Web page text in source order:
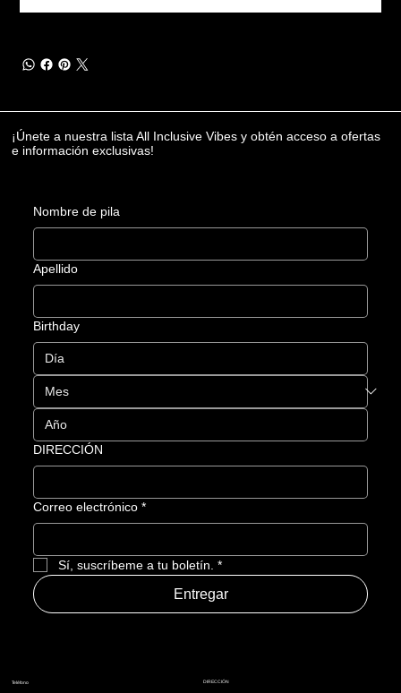
¡Únete a nuestra lista All Inclusive Vibes y obtén acceso a ofertas
e información exclusivas!
Nombre de pila
Apellido
Birthday
DIRECCIÓN
Correo electrónico *
Sí, suscríbeme a tu boletín. *
Entregar
DIRECCIÓN
Teléfono